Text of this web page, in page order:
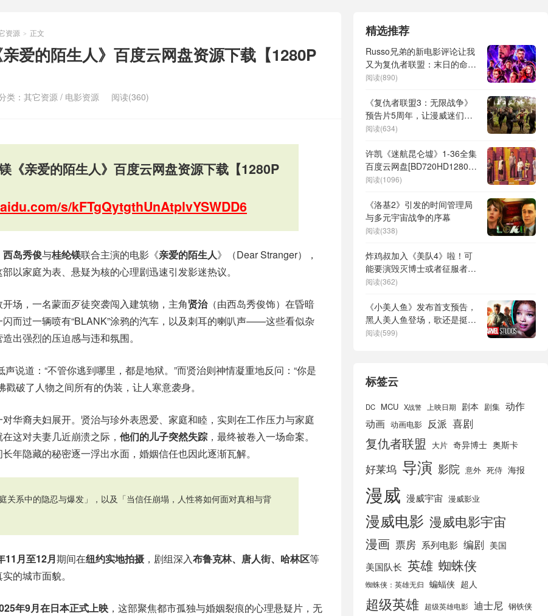
资源 > 正文
爱的陌生人》百度云网盘资源下载【1280P
类： 其它资源 / 电影资源 阅读(360)
《亲爱的陌生人》百度云网盘资源下载【1280P
s/kFTgQytgthUnAtplvYSWDD6
西岛秀俊与桂纶镁联合主演的电影《亲爱的陌生人》（Dear Stranger），
部以家庭为表、悬疑为核的心理剧迅速引发影迷热议。
场，一名蒙面歹徒突袭闯入建筑物，主角贤治（由西岛秀俊饰）在昏暗
而过一辆喷有“BLANK”涂鸦的汽车，以及刺耳的喇叭声——这些看似杂
出强烈的压迫感与违和氛围。
声说道：“不管你逃到哪里，都是地狱。”而贤治则神情凝重地反问：“你是
破了人物之间所有的伪装，让人寒意袭身。
华裔夫妇展开。贤治与珍外表恩爱、家庭和睦，实则在工作压力与家庭
这对夫妻几近崩溃之际， 他们的儿子突然失踪 ，最终被卷入一场命案。
年隐藏的秘密逐一浮出水面，婚姻信任也因此逐渐瓦解。
关系中的隐忍与爆发」，以及「当信任崩塌，人性将如何面对真相与背
11月至12月期间在纽约实地拍摄 ，剧组深入布鲁克林、唐人街、哈林区等
的城市面貌。
年9月在日本正式上映 ，这部聚焦都市孤独与婚姻裂痕的心理悬疑片，无
精选推荐
Russo兄弟的新电影评论让我
又为复仇者联盟：末日的命运
捏了把汗
阅读(890)
《复仇者联盟3：无限战争》
预告片5周年，让漫威迷们深
深怀念
阅读(634)
许凯《迷航昆仑墟》1-36全集
百度云网盘[BD720HD1280超
高清]蓝光资源
阅读(1096)
《洛基2》引发的时间管理局
与多元宇宙战争的序幕
阅读(338)
炸鸡叔加入《美队4》啦！可
能要演毁灭博士或者征服者康
哦！
阅读(362)
《小美人鱼》发布首支预告，
黑人美人鱼登场，歌还是挺好
听的
阅读(599)
标签云
DC MCU X战警 上映日期 剧本 剧集 动作
动画 动画电影 反派 喜剧
复仇者联盟 大片 奇异博士 奥斯卡
好莱坞 导演 影院 意外 死侍 海报
漫威 漫威宇宙 漫威影业
漫威电影 漫威电影宇宙
漫画 票房 系列电影 编剧 美国
美国队长 英雄 蜘蛛侠
蜘蛛侠：英雄无归 蝙蝠侠 超人
超级英雄 超级英雄电影 迪士尼 钢铁侠